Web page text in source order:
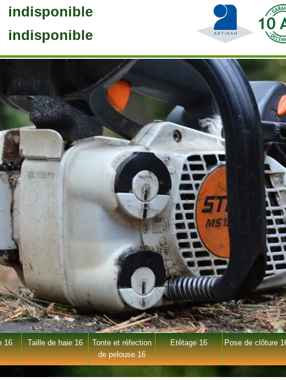
indisponible
indisponible
16 Taille de haie 16
Tonte et réfection
de pelouse 16
Etêtage 16 Pose de clôture